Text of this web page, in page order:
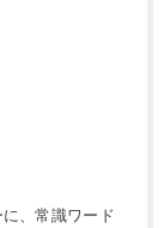
、常識ワード